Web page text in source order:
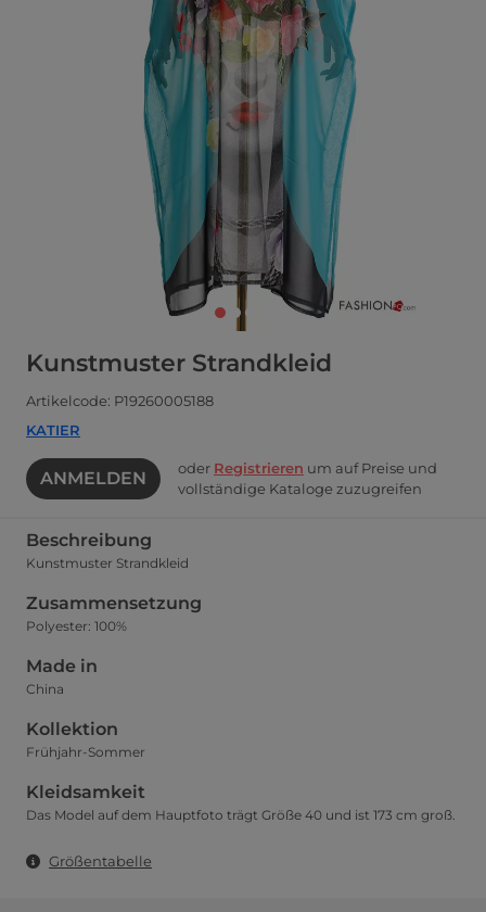
Kunstmuster Strandkleid
Artikelcode: P19260005188
KATIER
ANMELDEN oder Registrieren um auf Preise und
vollständige Kataloge zuzugreifen
Beschreibung
Kunstmuster Strandkleid
Zusammensetzung
Polyester: 100%
Made in
China
Kollektion
Frühjahr-Sommer
Kleidsamkeit
Das Model auf dem Hauptfoto trägt Größe 40 und ist 173 cm groß.
Größentabelle